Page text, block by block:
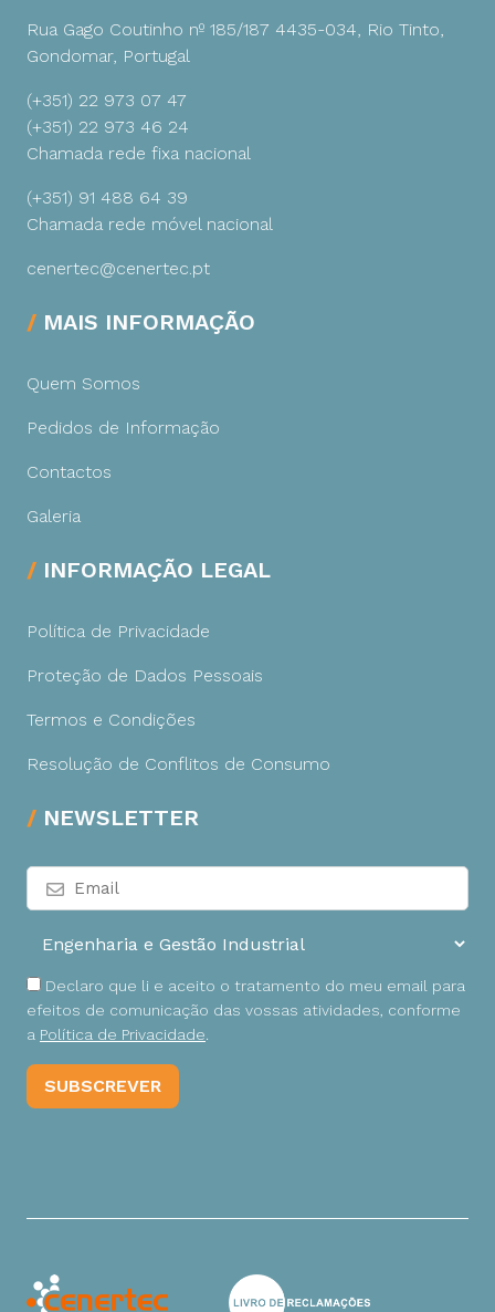
Rua Gago Coutinho nº 185/187 4435-034, Rio Tinto,
Gondomar, Portugal
(+351) 22 973 07 47
(+351) 22 973 46 24
Chamada rede fixa nacional
(+351) 91 488 64 39
Chamada rede móvel nacional
cenertec@cenertec.pt
MAIS INFORMAÇÃO
Quem Somos
Pedidos de Informação
Contactos
Galeria
INFORMAÇÃO LEGAL
Política de Privacidade
Proteção de Dados Pessoais
Termos e Condições
Resolução de Conflitos de Consumo
NEWSLETTER
Declaro que li e aceito o tratamento do meu email para
efeitos de comunicação das vossas atividades, conforme
a Política de Privacidade.